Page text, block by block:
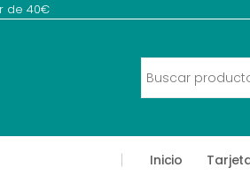
de 40€
Inicio